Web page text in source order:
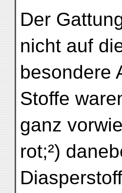
Der
nicht auf
besondere
Stoffe
ganz
rot;²)